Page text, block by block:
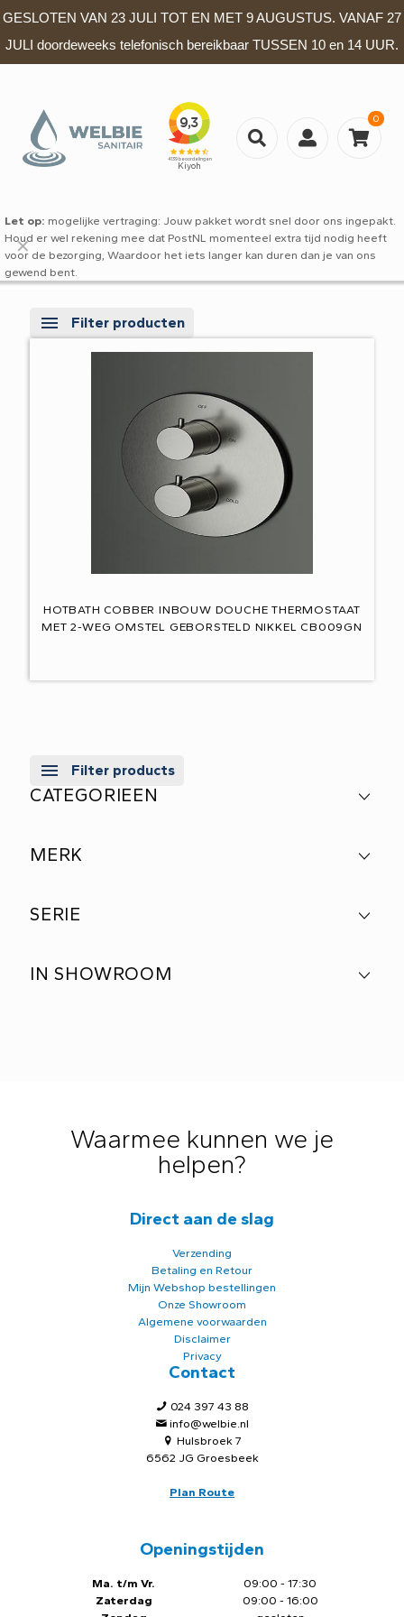
GESLOTEN VAN 23 JULI TOT EN MET 9 AUGUSTUS. VANAF 27
JULI doordeweeks telefonisch bereikbaar TUSSEN 10 en 14 UUR.
0
Let op: mogelijke vertraging: Jouw pakket wordt snel door ons ingepakt.
Houd er wel rekening mee dat PostNL momenteel extra tijd nodig heeft
voor de bezorging, Waardoor het iets langer kan duren dan je van ons
gewend bent.
✕
Filter producten
HOTBATH COBBER INBOUW DOUCHE THERMOSTAAT
MET 2-WEG OMSTEL GEBORSTELD NIKKEL CB009GN
Filter products
CATEGORIEEN
MERK
SERIE
IN SHOWROOM
Waarmee kunnen we je
helpen?
Direct aan de slag
Verzending
Betaling en Retour
Mijn Webshop bestellingen
Onze Showroom
Algemene voorwaarden
Disclaimer
Privacy
Contact
024 397 43 88
info@welbie.nl
Hulsbroek 7
6562 JG Groesbeek
Plan Route
Openingstijden
Ma. t/m Vr.
Zaterdag
09:00 - 17:30
09:00 - 16:00